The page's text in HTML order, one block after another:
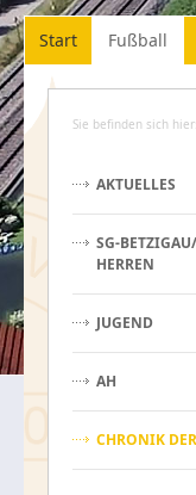
Start Fußball
Sie befinden sich
AKTUELLES
SG-
HERREN
JUGEND
AH
CHRONIK